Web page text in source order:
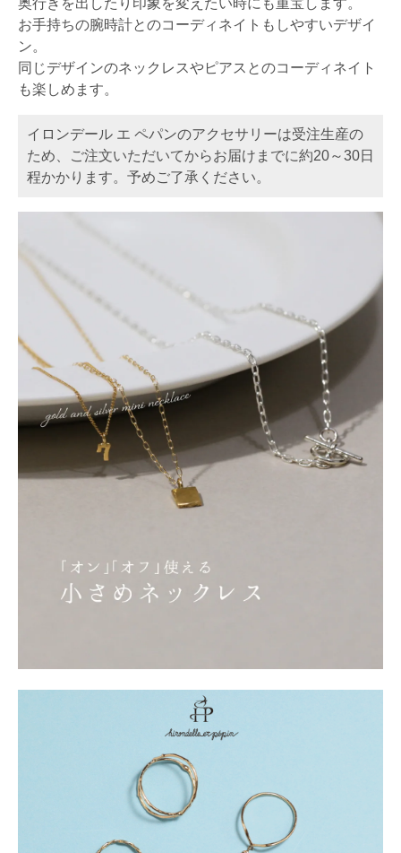
奥行きを出したり印象を変えたい時にも重宝します。
お手持ちの腕時計とのコーディネイトもしやすいデザイ
ン。
同じデザインのネックレスやピアスとのコーディネイト
も楽しめます。
イロンデール エ ペパンのアクセサリーは受注生産の
ため、ご注文いただいてからお届けまでに約20～30日
程かかります。予めご了承ください。